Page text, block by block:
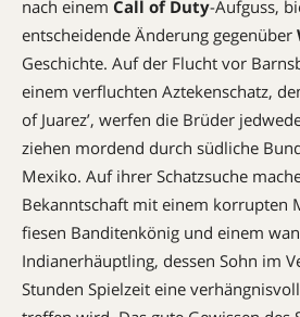
nach einem Call of Duty-Aufguss,
entscheidende Änderung gegenüber
Geschichte. Auf der Flucht vor
einem verfluchten Aztekenschatz,
of Juarez’, werfen die Brüder
ziehen mordend durch südliche
Mexiko. Auf ihrer Schatzsuche
Bekanntschaft mit einem korrupten
fiesen Banditenkönig und einem
Indianerhäuptling, dessen Sohn im
Stunden Spielzeit eine